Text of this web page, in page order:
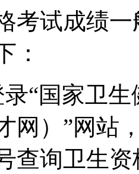
试成绩一
：
国家卫生
网）”网站
查询卫生